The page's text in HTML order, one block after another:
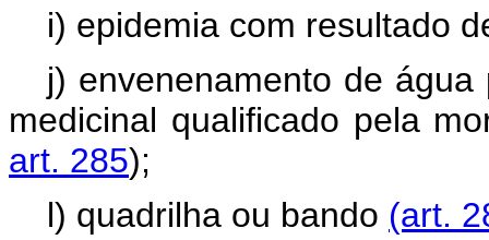
i) epidemia com resultado
j) envenenamento de
medicinal qualificado pela
art. 285);
l) quadrilha ou bando (art.